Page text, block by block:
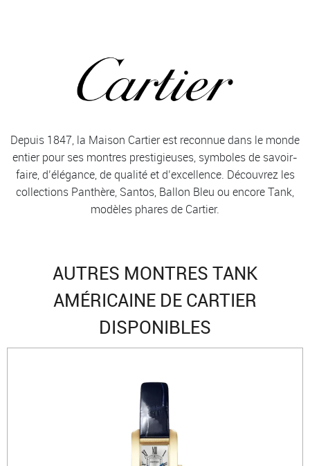
Depuis 1847, la Maison Cartier est reconnue dans le monde
entier pour ses montres prestigieuses, symboles de savoir-
faire, d’élégance, de qualité et d’excellence. Découvrez les
collections Panthère, Santos, Ballon Bleu ou encore Tank,
modèles phares de Cartier.
AUTRES MONTRES TANK
AMÉRICAINE DE CARTIER
DISPONIBLES